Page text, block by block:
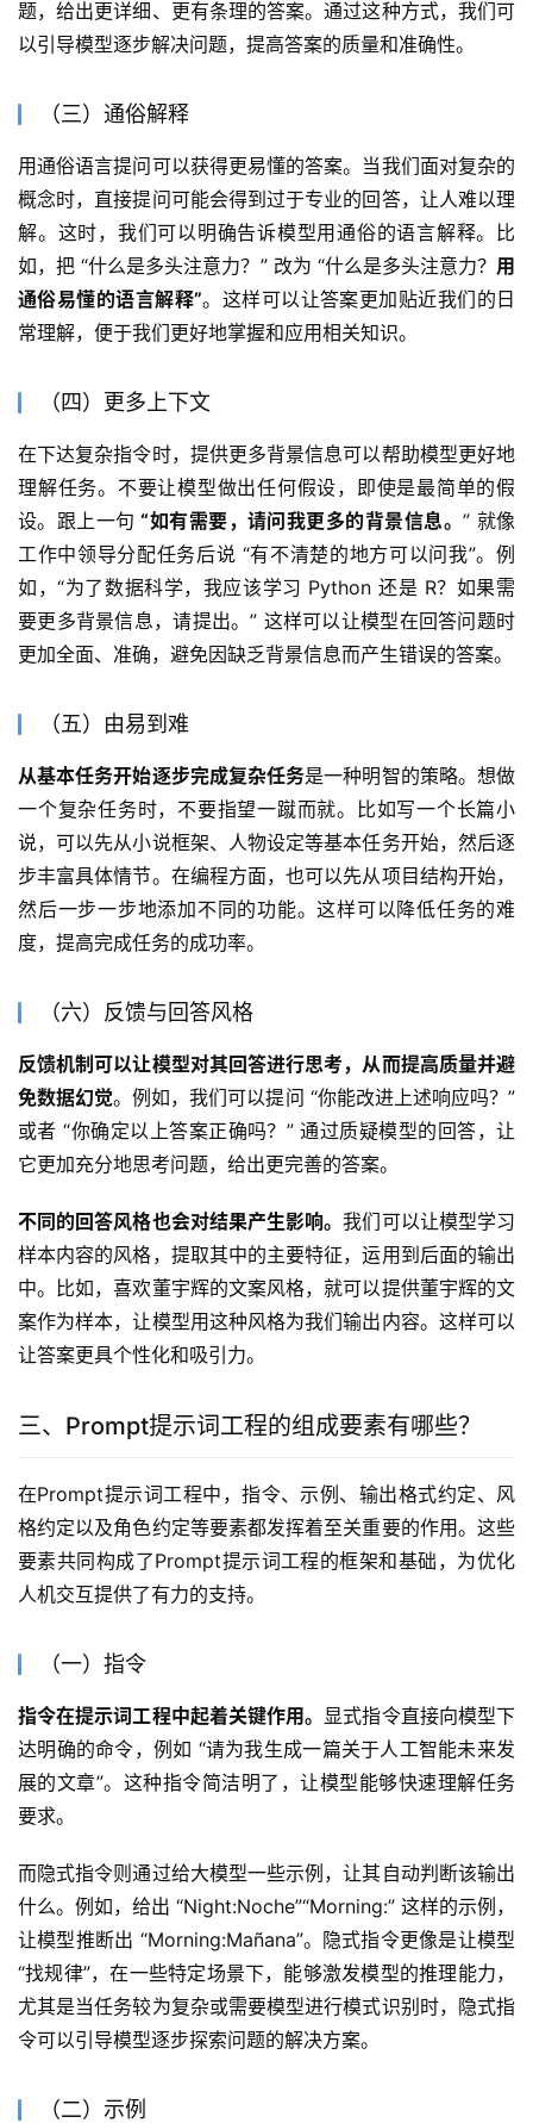
题，给出更详细、更有条理的答案。通过这种方式，我们可
以引导模型逐步解决问题，提高答案的质量和准确性。
（三）通俗解释
用通俗语言提问可以获得更易懂的答案。当我们面对复杂的
概念时，直接提问可能会得到过于专业的回答，让人难以理
解。这时，我们可以明确告诉模型用通俗的语言解释。比
如，把 “什么是多头注意力？” 改为 “什么是多头注意力？ 用
通俗易懂的语言解释”。这样可以让答案更加贴近我们的日
常理解，便于我们更好地掌握和应用相关知识。
（四）更多上下文
在下达复杂指令时，提供更多背景信息可以帮助模型更好地
理解任务。不要让模型做出任何假设，即使是最简单的假
设。跟上一句 “如有需要，请问我更多的背景信息。” 就像
工作中领导分配任务后说 “有不清楚的地方可以问我”。例
如，“为了数据科学，我应该学习 Python 还是 R？如果需
要更多背景信息，请提出。” 这样可以让模型在回答问题时
更加全面、准确，避免因缺乏背景信息而产生错误的答案。
（五）由易到难
从基本任务开始逐步完成复杂任务是一种明智的策略。想做
一个复杂任务时，不要指望一蹴而就。比如写一个长篇小
说，可以先从小说框架、人物设定等基本任务开始，然后逐
步丰富具体情节。在编程方面，也可以先从项目结构开始，
然后一步一步地添加不同的功能。这样可以降低任务的难
度，提高完成任务的成功率。
（六）反馈与回答风格
反馈机制可以让模型对其回答进行思考，从而提高质量并避
免数据幻觉。例如，我们可以提问 “你能改进上述响应吗？”
或者 “你确定以上答案正确吗？” 通过质疑模型的回答，让
它更加充分地思考问题，给出更完善的答案。
不同的回答风格也会对结果产生影响。我们可以让模型学习
样本内容的风格，提取其中的主要特征，运用到后面的输出
中。比如，喜欢董宇辉的文案风格，就可以提供董宇辉的文
案作为样本，让模型用这种风格为我们输出内容。这样可以
让答案更具个性化和吸引力。
三、Prompt提示词工程的组成要素有哪些？
在Prompt提示词工程中，指令、示例、输出格式约定、风
格约定以及角色约定等要素都发挥着至关重要的作用。这些
要素共同构成了Prompt提示词工程的框架和基础，为优化
人机交互提供了有力的支持。
（一）指令
指令在提示词工程中起着关键作用。 显式指令直接向模型下
达明确的命令，例如 “请为我生成一篇关于人工智能未来发
展的文章”。这种指令简洁明了，让模型能够快速理解任务
要求。
而隐式指令则通过给大模型一些示例，让其自动判断该输出
什么。例如，给出 “Night:Noche”“Morning:” 这样的示例，
让模型推断出 “Morning:Mañana”。隐式指令更像是让模型
“找规律”，在一些特定场景下，能够激发模型的推理能力，
尤其是当任务较为复杂或需要模型进行模式识别时，隐式指
令可以引导模型逐步探索问题的解决方案。
（二）示例